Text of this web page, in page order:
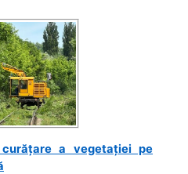
a vegetației pe